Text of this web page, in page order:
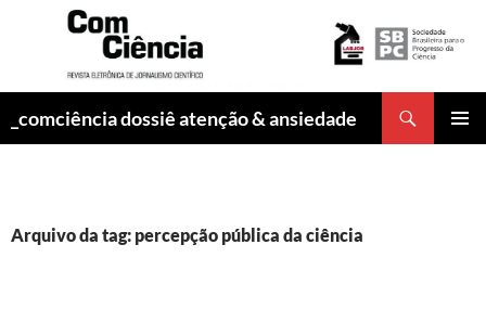
_comciência dossiê atenção & ansiedade
Arquivo da tag: percepção pública da ciência